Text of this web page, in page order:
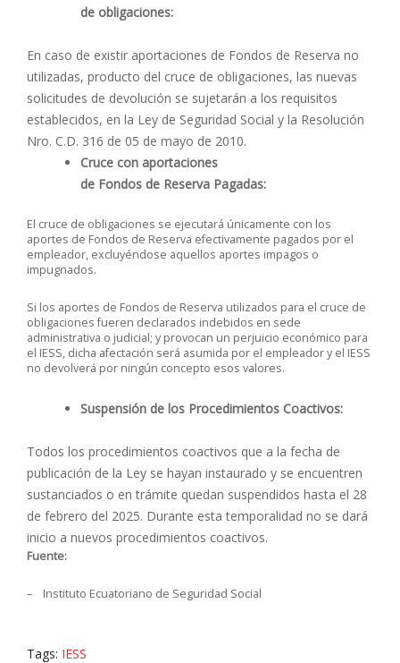
de obligaciones:
En caso de existir aportaciones de Fondos de Reserva no
utilizadas, producto del cruce de obligaciones, las nuevas
solicitudes de devolución se sujetarán a los requisitos
establecidos, en la Ley de Seguridad Social y la Resolución
Nro. C.D. 316 de 05 de mayo de 2010.
Cruce con aportaciones
de Fondos de Reserva Pagadas:
El cruce de obligaciones se ejecutará únicamente con los
aportes de Fondos de Reserva efectivamente pagados por el
empleador, excluyéndose aquellos aportes impagos o
impugnados.
Si los aportes de Fondos de Reserva utilizados para el cruce de
obligaciones fueren declarados indebidos en sede
administrativa o judicial; y provocan un perjuicio económico para
el IESS, dicha afectación será asumida por el empleador y el IESS
no devolverá por ningún concepto esos valores.
Suspensión de los Procedimientos Coactivos:
Todos los procedimientos coactivos que a la fecha de
publicación de la Ley se hayan instaurado y se encuentren
sustanciados o en trámite quedan suspendidos hasta el 28
de febrero del 2025. Durante esta temporalidad no se dará
inicio a nuevos procedimientos coactivos.
Fuente:
– Instituto Ecuatoriano de Seguridad Social
Tags: IESS